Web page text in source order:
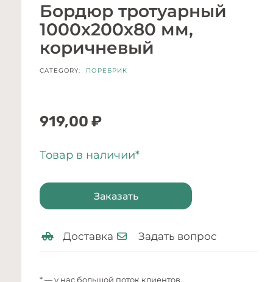
Бордюр тротуарный
1000х200х80 мм,
коричневый
CATEGORY: ПОРЕБРИК
919,00 ₽
Товар в наличии*
Заказать
Доставка Задать вопрос
* — у нас большой поток клиентов.